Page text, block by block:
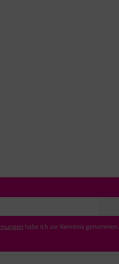
habe ich zur Kenntnis genommen.